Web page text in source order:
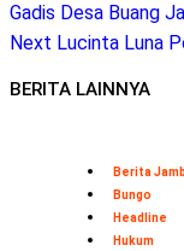
Gadis Desa Buang
Next Lucinta Luna
BERITA LAINNYA
Berita
Bungo
Headline
Hukum